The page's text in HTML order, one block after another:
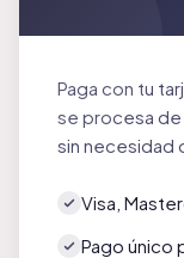
Paga con tu
se procesa de
sin necesidad
Visa,
Pago único